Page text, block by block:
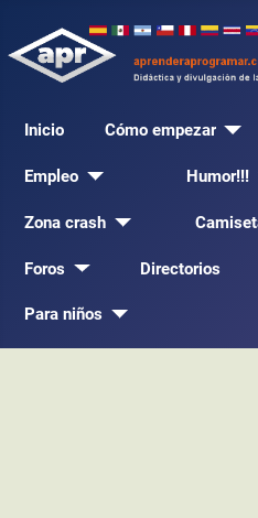
Inicio Cómo empezar
Empleo Humor!!!
Zona crash
Foros Directorios
Para niños